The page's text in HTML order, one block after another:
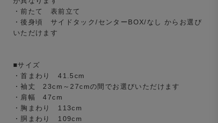
・前たて 表前立て
・後身頃 サイドタック/センターBOX/なし からお選び
いただけます
■サイズ
・首まわり 41.5cm
・袖丈 23cm～27cmの間でお選びいただけます
・肩幅 47cm
・胸まわり 113cm
・胴まわり 109cm